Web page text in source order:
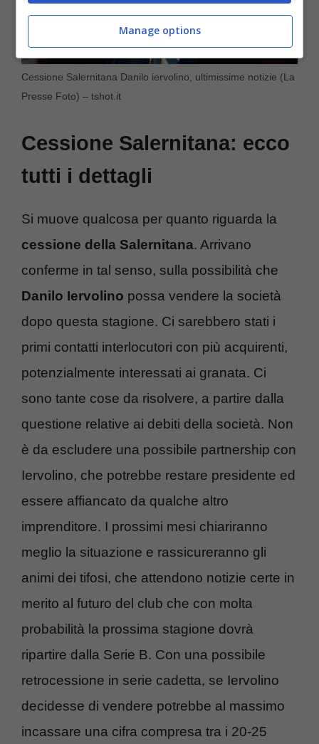
Cessione Salernitana Danilo iervolino, ultimissime notizie (La
Presse Foto) – tshot.it
Cessione Salernitana: ecco
tutti i dettagli
Si muove qualcosa per quanto riguarda la
cessione della Salernitana. Arrivano
conferme in tal senso, sulla possibilità che
Danilo Iervolino possa vendere la società
dopo questa stagione. Ci sarebbero stati i
primi contatti interlocutori con più acquirenti,
potenzialmente interessati ai granata. Ci
sono tante cose da risolvere, a partire dalla
questione relative ai debiti della società. Non
è da escludere una possibile partnership con
Iervolino, che potrebbe restare presidente ed
essere affiancato da qualche altro
imprenditore. I prossimi mesi chiariranno
meglio la situazione e rassicureranno gli
animi dei tifosi, che attendono notizie certe in
merito al futuro del club che con molta
probabilità la prossima stagione dovrà
ripartire dalla Serie B. Con una possibile
retrocessione in serie cadetta, se Iervolino
decidesse di vendere potrebbe al massimo
incassare una cifra compresa tra i 20-25
Manage options